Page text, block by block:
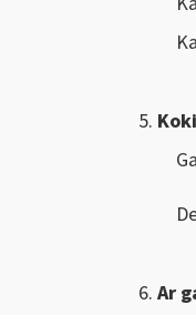
Ar